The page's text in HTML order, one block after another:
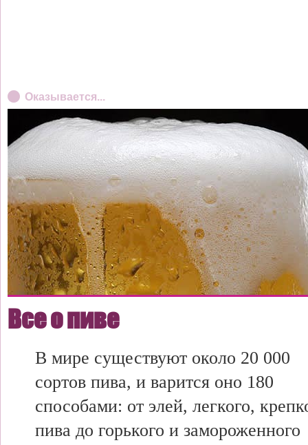
Оказывается...
Все о пиве
В мире существуют около 20 000
сортов пива, и варится оно 180
способами: от элей, легкого,
пива до горького и замороженного